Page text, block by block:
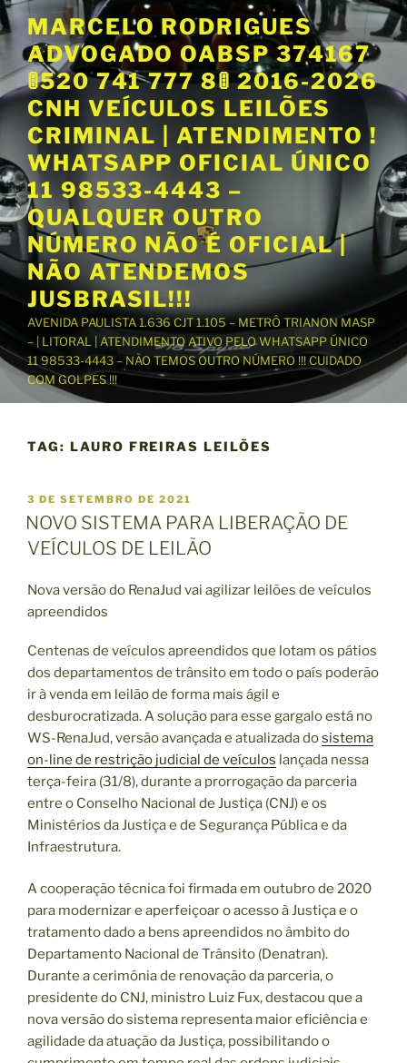
P
u
a
r
r
a
o
c
o
n
t
ú
d
MARCELO RODRIGUES
ADVOGADO OABSP 374167
🚦520 741 777 8🚦 2016-2026
CNH VEÍCULOS LEILÕES
CRIMINAL | ATENDIMENTO !
WHATSAPP OFICIAL ÚNICO
11 98533-4443 –
QUALQUER OUTRO
NÚMERO NÃO É OFICIAL |
NÃO ATENDEMOS
JUSBRASIL!!!
AVENIDA PAULISTA 1.636 CJT 1.105 – METRÔ TRIANON MASP
– | LITORAL | ATENDIMENTO ATIVO PELO WHATSAPP ÚNICO
11 98533-4443 – NÃO TEMOS OUTRO NÚMERO !!! CUIDADO
COM GOLPES !!!
TAG: LAURO FREIRAS LEILÕES
P
U
B
L
A
D
E
3 DE SETEMBRO DE 2021
NOVO SISTEMA PARA LIBERAÇÃO DE
VEÍCULOS DE LEILÃO
Nova versão do RenaJud vai agilizar leilões de veículos
apreendidos
Centenas de veículos apreendidos que lotam os pátios
dos departamentos de trânsito em todo o país poderão
ir à venda em leilão de forma mais ágil e
desburocratizada. A solução para esse gargalo está no
WS-RenaJud, versão avançada e atualizada dosistema
on-line de restrição judicial de veículos lançada nessa
terça-feira (31/8), durante a prorrogação da parceria
entre o Conselho Nacional de Justiça (CNJ) e os
Ministérios da Justiça e de Segurança Pública e da
Infraestrutura.
A cooperação técnica foi firmada em outubro de 2020
para modernizar e aperfeiçoar o acesso à Justiça e o
tratamento dado a bens apreendidos no âmbito do
Departamento Nacional de Trânsito (Denatran).
Durante a cerimônia de renovação da parceria, o
presidente do CNJ, ministro Luiz Fux, destacou que a
nova versão do sistema representa maior eficiência e
agilidade da atuação da Justiça, possibilitando o